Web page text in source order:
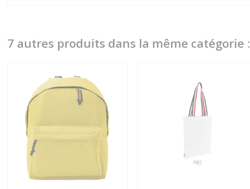
7 autres produits dans la même catégorie :